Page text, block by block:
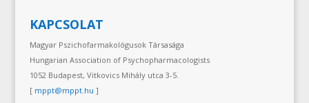
KAPCSOLAT
Magyar Pszichofarmakológusok Társasága
Hungarian Association of Psychopharmacologists
1052 Budapest, Vitkovics Mihály utca 3-5.
[ mppt@mppt.hu ]